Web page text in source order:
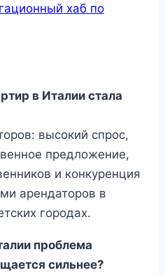
хаб по
в Италии стала
высокий спрос,
предложение,
и конкуренция
арендаторов в
городах.
проблема
сильнее?